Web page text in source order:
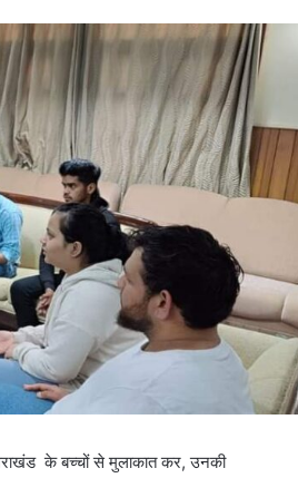
के बच्चों से मुलाकात कर, उनकी